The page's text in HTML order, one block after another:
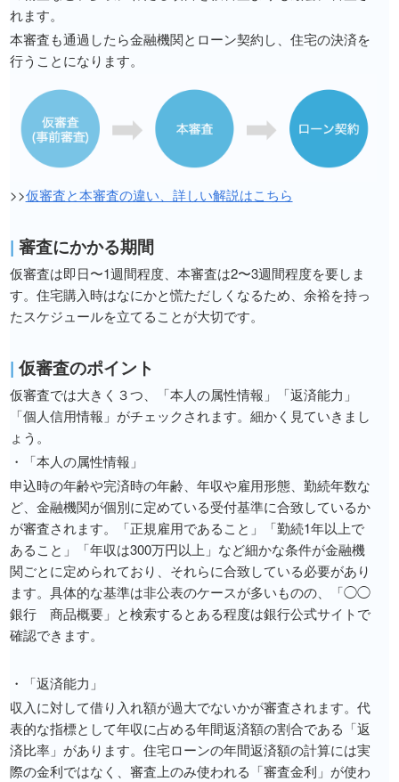
れます。
本審査も通過したら金融機関とローン契約し、住宅の決済を
行うことになります。
>>仮審査と本審査の違い、詳しい解説はこちら
| 審査にかかる期間
仮審査は即日〜1週間程度、本審査は2〜3週間程度を要しま
す。住宅購入時はなにかと慌ただしくなるため、余裕を持っ
たスケジュールを立てることが大切です。
| 仮審査のポイント
仮審査では大きく３つ、「本人の属性情報」「返済能力」
「個人信用情報」がチェックされます。細かく見ていきまし
ょう。
・「本人の属性情報」
申込時の年齢や完済時の年齢、年収や雇用形態、勤続年数な
ど、金融機関が個別に定めている受付基準に合致しているか
が審査されます。「正規雇用であること」「勤続1年以上で
あること」「年収は300万円以上」など細かな条件が金融機
関ごとに定められており、それらに合致している必要があり
ます。具体的な基準は非公表のケースが多いものの、「◯◯
銀行 商品概要」と検索するとある程度は銀行公式サイトで
確認できます。
・「返済能力」
収入に対して借り入れ額が過大でないかが審査されます。代
表的な指標として年収に占める年間返済額の割合である「返
済比率」があります。住宅ローンの年間返済額の計算には実
際の金利ではなく、審査上のみ使われる「審査金利」が使わ